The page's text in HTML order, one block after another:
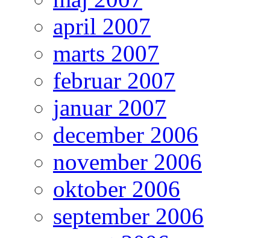
april 2007
marts 2007
februar 2007
januar 2007
december 2006
november 2006
oktober 2006
september 2006